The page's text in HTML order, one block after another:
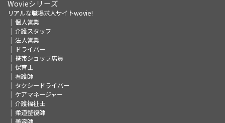
Wovieシリーズ
リアルな職場求人サイトwovie!
個人営業
介護スタッフ
法人営業
ドライバー
携帯ショップ店員
保育士
看護師
タクシードライバー
ケアマネージャー
介護福祉士
柔道整復師